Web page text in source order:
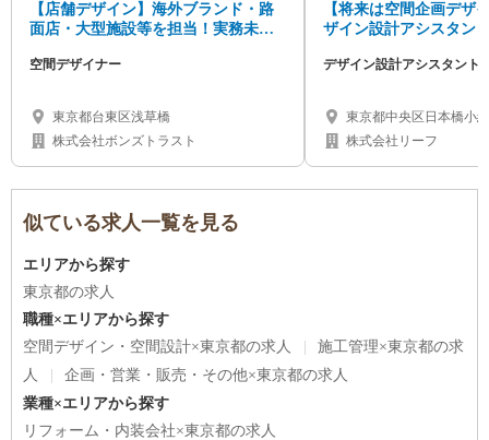
【店舗デザイン】海外ブランド・路
面店・大型施設等を担当！実務未経
日休み
空間デザイナー
東京都台東区浅草橋
株式会社ボンズトラスト
【将来は空間企画デザ
ザイン設計アシスタン
デザイン設計アシスタント
東京都中央区日本橋小
7F （茅場町駅から3分）
株式会社リーフ
似ている求人一覧を見る
エリアから探す
東京都の求人
職種×エリアから探す
空間デザイン・空間設計×東京都の求人
施工管理×東京都の求
人
企画・営業・販売・その他×東京都の求人
業種×エリアから探す
リフォーム・内装会社×東京都の求人